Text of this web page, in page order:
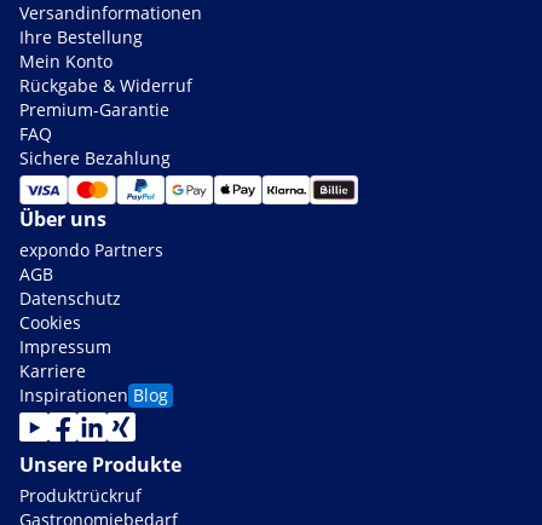
Versandinformationen
Ihre Bestellung
Mein Konto
Rückgabe & Widerruf
Premium-Garantie
FAQ
Sichere Bezahlung
Über uns
expondo Partners
AGB
Datenschutz
Cookies
Impressum
Karriere
Inspirationen Blog
Unsere Produkte
Produktrückruf
Gastronomiebedarf